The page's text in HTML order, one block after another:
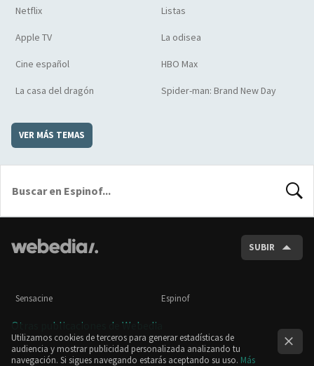
Netflix Listas
Apple TV La odisea
Cine español HBO Max
La casa del dragón Spider-man: Brand New Day
VER MÁS TEMAS
SUBIR
Sensacine Espinof
Otras publicaciones de Webedia
Utilizamos cookies de terceros para generar estadísticas de
audiencia y mostrar publicidad personalizada analizando tu
navegación. Si sigues navegando estarás aceptando su uso. Más